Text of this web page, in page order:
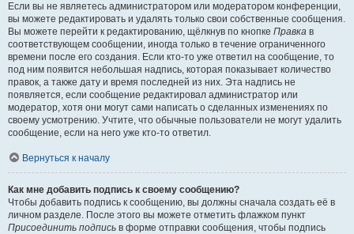
Если вы не являетесь администратором или модератором конференции,
вы можете редактировать и удалять только свои собственные сообщения.
Вы можете перейти к редактированию, щёлкнув по кнопке Правка в
соответствующем сообщении, иногда только в течение ограниченного
времени после его создания. Если кто-то уже ответил на сообщение, то
под ним появится небольшая надпись, которая показывает количество
правок, а также дату и время последней из них. Эта надпись не
появляется, если сообщение редактировал администратор или
модератор, хотя они могут сами написать о сделанных изменениях по
своему усмотрению. Учтите, что обычные пользователи не могут удалить
сообщение, если на него уже кто-то ответил.
Вернуться к началу
Как мне добавить подпись к своему сообщению?
Чтобы добавить подпись к сообщению, вы должны сначала создать её в
личном разделе. После этого вы можете отметить флажком пункт
Присоединить подпись в форме отправки сообщения, чтобы подпись